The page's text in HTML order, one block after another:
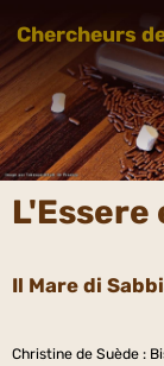
Chercheurs
L'Essere
Il Mare di
Christine de Suède :